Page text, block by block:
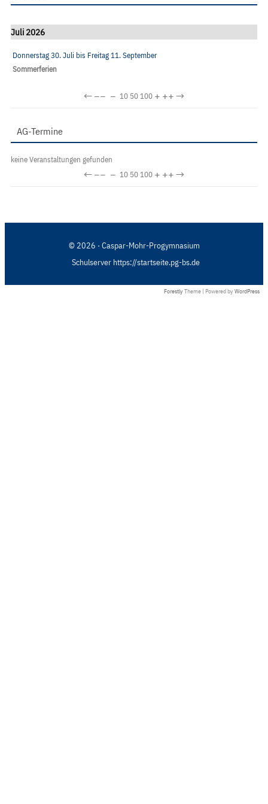
Juli 2026
Donnerstag 30. Juli bis Freitag 11. September
Sommerferien
←−− − 10 50100 + ++→
AG-Termine
keine Veranstaltungen gefunden
←−− − 10 50100 + ++→
© 2026 · Caspar-Mohr-Progymnasium
Schulserver https://startseite.pg-bs.de
Forestly Theme | Powered by WordPress